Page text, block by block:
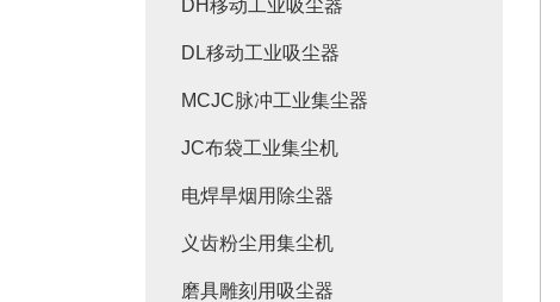
DH移动工业吸尘器
DL移动工业吸尘器
MCJC脉冲工业集尘器
JC布袋工业集尘机
电焊旱烟用除尘器
义齿粉尘用集尘机
磨具雕刻用吸尘器